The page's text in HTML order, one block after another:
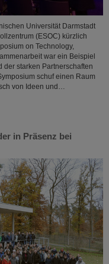
Universität Darmstadt
(ESOC) kürzlich
on Technology,
war ein Beispiel
der starken Partnerschaften
schuf einen Raum
von Ideen und…
in Präsenz bei